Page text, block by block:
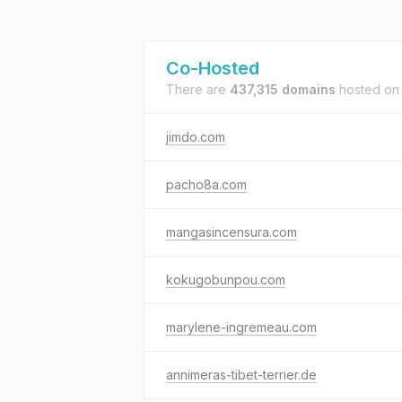
Co-Hosted
There are 437,315 domains hosted on
jimdo.com
pacho8a.com
mangasincensura.com
kokugobunpou.com
marylene-ingremeau.com
annimeras-tibet-terrier.de